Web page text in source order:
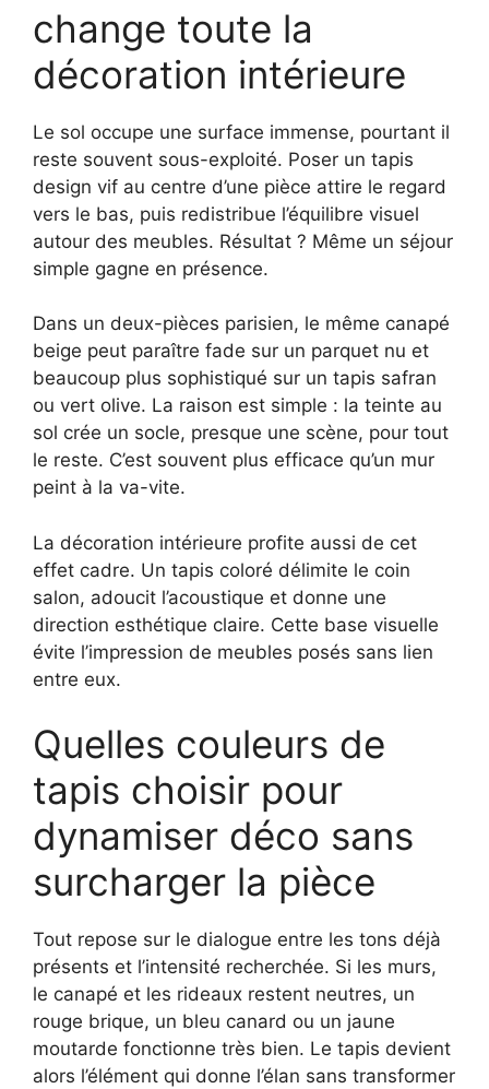
change toute la
décoration intérieure
Le sol occupe une surface immense, pourtant il
reste souvent sous-exploité. Poser un tapis
design vif au centre d’une pièce attire le regard
vers le bas, puis redistribue l’équilibre visuel
autour des meubles. Résultat ? Même un séjour
simple gagne en présence.
Dans un deux-pièces parisien, le même canapé
beige peut paraître fade sur un parquet nu et
beaucoup plus sophistiqué sur un tapis safran
ou vert olive. La raison est simple : la teinte au
sol crée un socle, presque une scène, pour tout
le reste. C’est souvent plus efficace qu’un mur
peint à la va-vite.
La décoration intérieure profite aussi de cet
effet cadre. Un tapis coloré délimite le coin
salon, adoucit l’acoustique et donne une
direction esthétique claire. Cette base visuelle
évite l’impression de meubles posés sans lien
entre eux.
Quelles couleurs de
tapis choisir pour
dynamiser déco sans
surcharger la pièce
Tout repose sur le dialogue entre les tons déjà
présents et l’intensité recherchée. Si les murs,
le canapé et les rideaux restent neutres, un
rouge brique, un bleu canard ou un jaune
moutarde fonctionne très bien. Le tapis devient
alors l’élément qui donne l’élan sans transformer